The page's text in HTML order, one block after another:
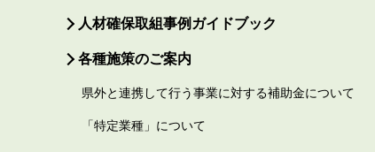
人材確保取組事例ガイドブック
各種施策のご案内
県外と連携して行う事業に対する補助金について
「特定業種」について